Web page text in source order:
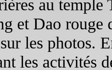
au
et Dao rouge
les photos.
les activités